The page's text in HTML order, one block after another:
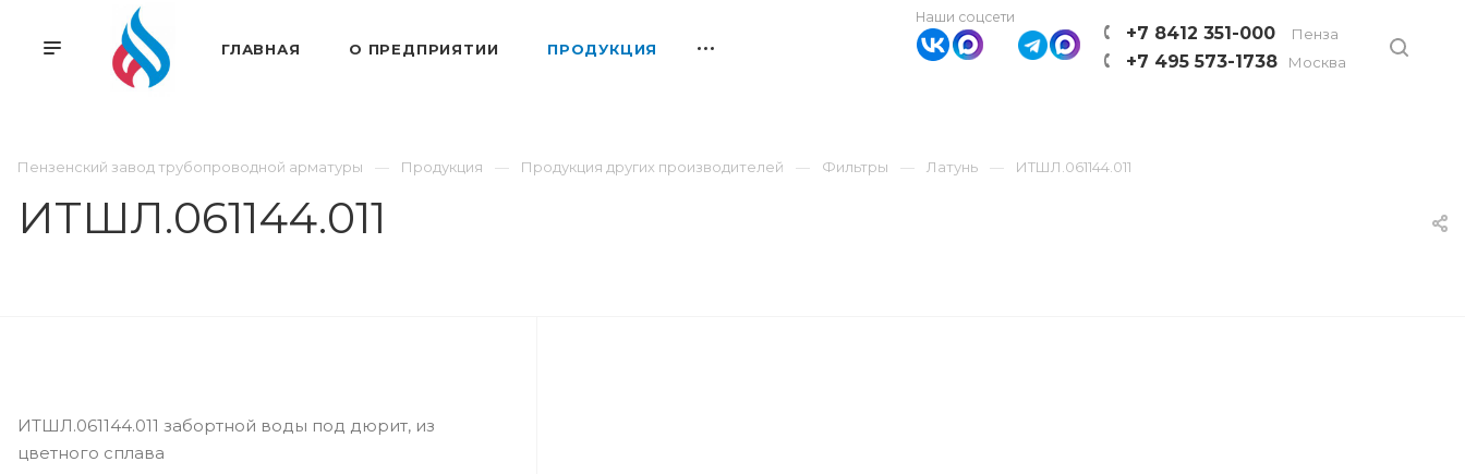
+7 8412 351-000 Пенза
+7 495 573-1738 Москва
Наши соцсети
ГЛАВНАЯ О ПРЕДПРИЯТИИ ПРОДУКЦИЯ
Пензенский завод трубопроводной арматуры Продукция Продукция других производителей Фильтры Латунь ИТШЛ.061144.011
ИТШЛ.061144.011
ИТШЛ.061144.011 забортной воды под дюрит, из
цветного сплава